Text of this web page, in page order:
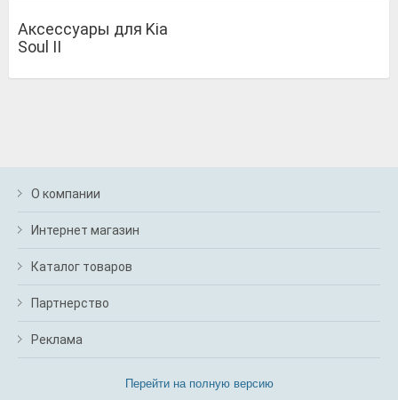
Аксессуары для Kia
Soul II
О компании
Интернет магазин
Каталог товаров
Партнерство
Реклама
Перейти на полную версию